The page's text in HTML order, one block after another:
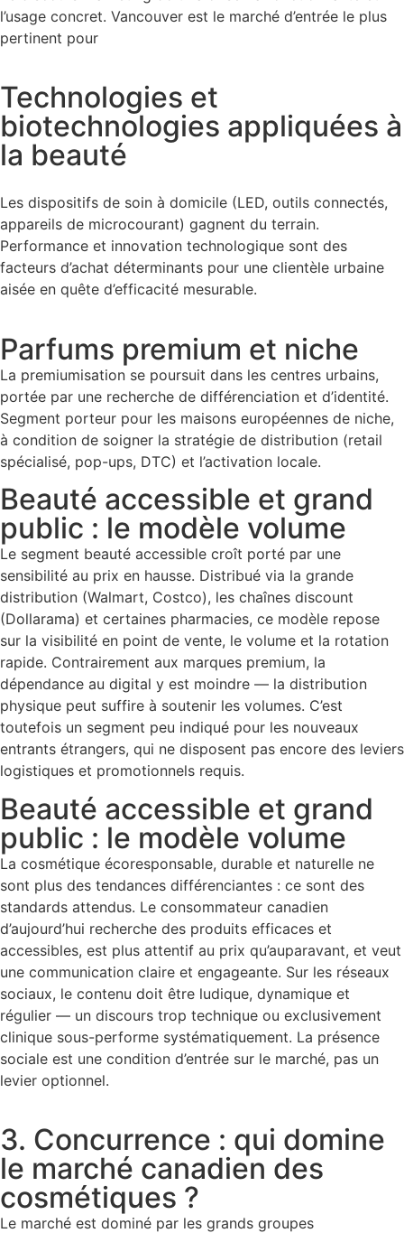
l’usage concret. Vancouver est le marché d’entrée le plus
pertinent pour
Technologies et
biotechnologies appliquées à
la beauté
Les dispositifs de soin à domicile (LED, outils connectés,
appareils de microcourant) gagnent du terrain.
Performance et innovation technologique sont des
facteurs d’achat déterminants pour une clientèle urbaine
aisée en quête d’efficacité mesurable.
Parfums premium et niche
La premiumisation se poursuit dans les centres urbains,
portée par une recherche de différenciation et d’identité.
Segment porteur pour les maisons européennes de niche,
à condition de soigner la stratégie de distribution (retail
spécialisé, pop-ups, DTC) et l’activation locale.
Beauté accessible et grand
public : le modèle volume
Le segment beauté accessible croît porté par une
sensibilité au prix en hausse. Distribué via la grande
distribution (Walmart, Costco), les chaînes discount
(Dollarama) et certaines pharmacies, ce modèle repose
sur la visibilité en point de vente, le volume et la rotation
rapide. Contrairement aux marques premium, la
dépendance au digital y est moindre — la distribution
physique peut suffire à soutenir les volumes. C’est
toutefois un segment peu indiqué pour les nouveaux
entrants étrangers, qui ne disposent pas encore des leviers
logistiques et promotionnels requis.
Beauté accessible et grand
public : le modèle volume
La cosmétique écoresponsable, durable et naturelle ne
sont plus des tendances différenciantes : ce sont des
standards attendus. Le consommateur canadien
d’aujourd’hui recherche des produits efficaces et
accessibles, est plus attentif au prix qu’auparavant, et veut
une communication claire et engageante. Sur les réseaux
sociaux, le contenu doit être ludique, dynamique et
régulier — un discours trop technique ou exclusivement
clinique sous-performe systématiquement. La présence
sociale est une condition d’entrée sur le marché, pas un
levier optionnel.
3. Concurrence : qui domine
le marché canadien des
cosmétiques ?
Le marché est dominé par les grands groupes